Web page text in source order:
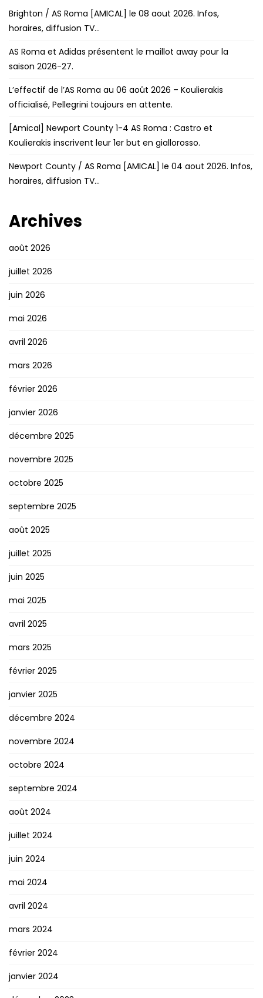
Brighton / AS Roma [AMICAL] le 08 aout 2026. Infos,
horaires, diffusion TV…
AS Roma et Adidas présentent le maillot away pour la
saison 2026-27.
L’effectif de l’AS Roma au 06 août 2026 – Koulierakis
officialisé, Pellegrini toujours en attente.
[Amical] Newport County 1-4 AS Roma : Castro et
Koulierakis inscrivent leur 1er but en giallorosso.
Newport County / AS Roma [AMICAL] le 04 aout 2026. Infos,
horaires, diffusion TV…
Archives
août 2026
juillet 2026
juin 2026
mai 2026
avril 2026
mars 2026
février 2026
janvier 2026
décembre 2025
novembre 2025
octobre 2025
septembre 2025
août 2025
juillet 2025
juin 2025
mai 2025
avril 2025
mars 2025
février 2025
janvier 2025
décembre 2024
novembre 2024
octobre 2024
septembre 2024
août 2024
juillet 2024
juin 2024
mai 2024
avril 2024
mars 2024
février 2024
janvier 2024